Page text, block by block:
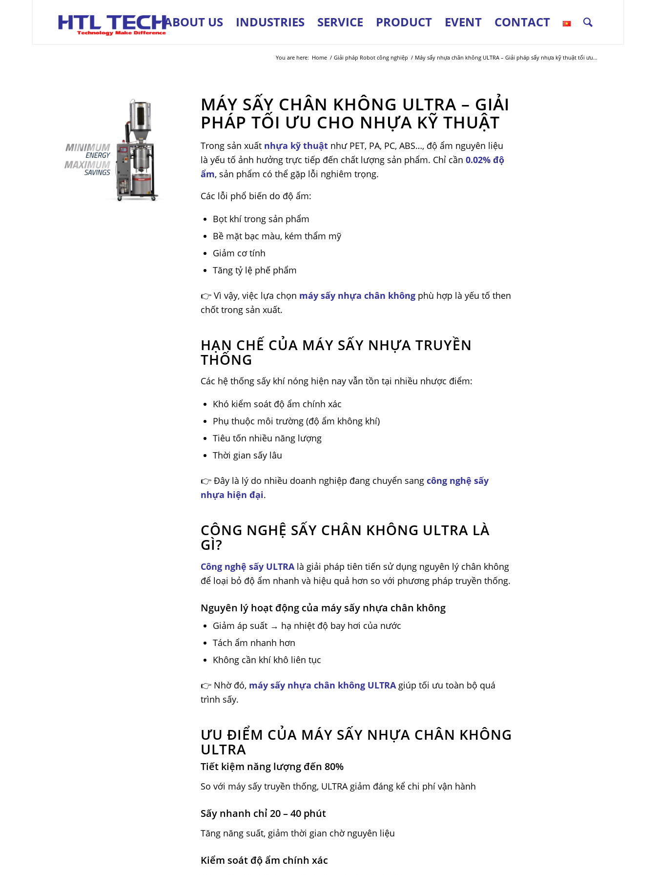
ABOUT US INDUSTRIES SERVICE PRODUCT EVENT CONTACT
You are here: Home / Giải pháp Robot công nghiệp / Máy sấy nhựa chân không ULTRA – Giải pháp sấy nhựa kỹ thuật tối ưu...
MÁY SẤY CHÂN KHÔNG ULTRA – GIẢI
PHÁP TỐI ƯU CHO NHỰA KỸ THUẬT
Trong sản xuất nhựa kỹ thuật như PET, PA, PC, ABS…, độ ẩm nguyên liệu
là yếu tố ảnh hưởng trực tiếp đến chất lượng sản phẩm. Chỉ cần0.02% độ
ẩm, sản phẩm có thể gặp lỗi nghiêm trọng.
Các lỗi phổ biến do độ ẩm:
Bọt khí trong sản phẩm
Bề mặt bạc màu, kém thẩm mỹ
Giảm cơ tính
Tăng tỷ lệ phế phẩm
👉 Vì vậy, việc lựa chọn máy sấy nhựa chân không phù hợp là yếu tố then
chốt trong sản xuất.
HẠN CHẾ CỦA MÁY SẤY NHỰA TRUYỀN
THỐNG
Các hệ thống sấy khí nóng hiện nay vẫn tồn tại nhiều nhược điểm:
Khó kiểm soát độ ẩm chính xác
Phụ thuộc môi trường (độ ẩm không khí)
Tiêu tốn nhiều năng lượng
Thời gian sấy lâu
👉 Đây là lý do nhiều doanh nghiệp đang chuyển sangcông nghệ sấy
nhựa hiện đại.
CÔNG NGHỆ SẤY CHÂN KHÔNG ULTRA LÀ
GÌ?
Công nghệ sấy ULTRA là giải pháp tiên tiến sử dụng nguyên lý chân không
để loại bỏ độ ẩm nhanh và hiệu quả hơn so với phương pháp truyền thống.
Nguyên lý hoạt động của máy sấy nhựa chân không
Giảm áp suất → hạ nhiệt độ bay hơi của nước
Tách ẩm nhanh hơn
Không cần khí khô liên tục
👉 Nhờ đó, máy sấy nhựa chân không ULTRA giúp tối ưu toàn bộ quá
trình sấy.
ƯU ĐIỂM CỦA MÁY SẤY NHỰA CHÂN KHÔNG
ULTRA
Tiết kiệm năng lượng đến 80%
So với máy sấy truyền thống, ULTRA giảm đáng kể chi phí vận hành
Sấy nhanh chỉ 20 – 40 phút
Tăng năng suất, giảm thời gian chờ nguyên liệu
Kiểm soát độ ẩm chính xác